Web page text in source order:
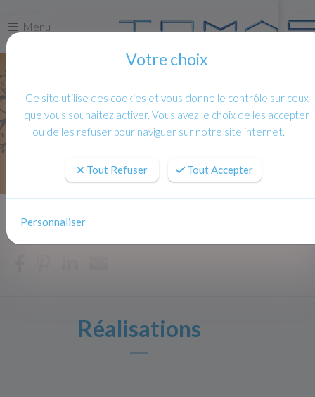
Menu
Réalisations
Votre choix
Ce site utilise des cookies et vous donne le contrôle sur ceux
que vous souhaitez activer. Vous avez le choix de les accepter
ou de les refuser pour naviguer sur notre site internet.
Tout Refuser Tout Accepter
Personnaliser